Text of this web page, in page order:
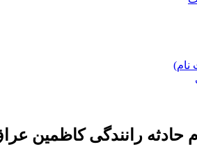
نام)
رانندگی کاظمین